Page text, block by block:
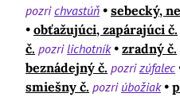
pozrichvastúň sebecký,
obťažujúci, zapárajúci č.
č. pozrilichotník zradný č.
beznádejný č. pozrizúfalec
smiešny č. pozri úbožiak